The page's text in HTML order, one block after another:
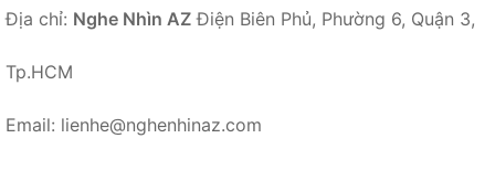
Địa chỉ: Nghe Nhìn AZ Điện Biên Phủ, Phường 6, Quận 3,
Tp.HCM
Email: lienhe@nghenhinaz.com